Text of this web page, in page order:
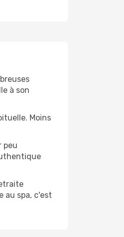
à son
Moins
peu
au spa, c'est